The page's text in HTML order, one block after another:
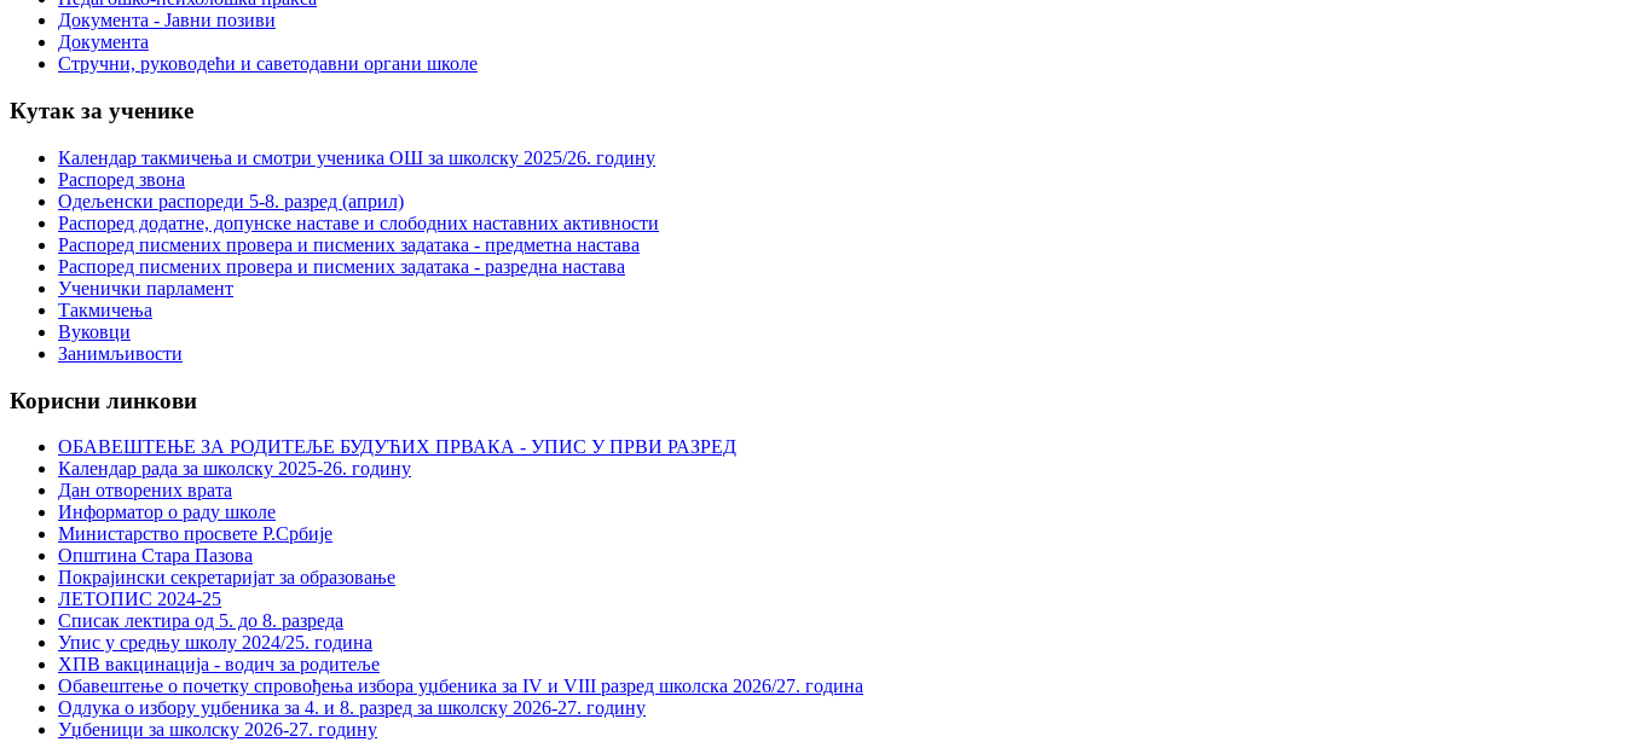
Документа - Јавни позиви
Документа
Стручни, руководећи и саветодавни органи школе
Кутак за ученике
Календар такмичења и смотри ученика ОШ за школску 2025/26. годину
Распоред звона
Одељенски распореди 5-8. разред (април)
Распоред додатне, допунске наставе и слободних наставних активности
Распоред писмених провера и писмених задатака - предметна настава
Распоред писмених провера и писмених задатака - разредна настава
Ученички парламент
Такмичења
Вуковци
Занимљивости
Корисни линкови
ОБАВЕШТЕЊЕ ЗА РОДИТЕЉЕ БУДУЋИХ ПРВАКА - УПИС У ПРВИ РАЗРЕД
Календар рада за школску 2025-26. годину
Дан отворених врата
Информатор о раду школе
Министарство просвете Р.Србије
Општина Стара Пазова
Покрајински секретаријат за образовање
ЛЕТОПИС 2024-25
Списак лектира од 5. до 8. разреда
Упис у средњу школу 2024/25. година
ХПВ вакцинација - водич за родитеље
Обавештење о почетку спровођења избора уџбеника за IV и VIII разред школска 2026/27. година
Одлука о избору уџбеника за 4. и 8. разред за школску 2026-27. годину
Уџбеници за школску 2026-27. годину